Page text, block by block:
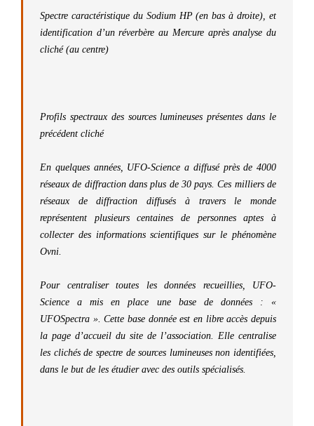
Spectre caractéristique du Sodium HP (en bas à droite), et
identification d’un réverbère au Mercure après analyse du
cliché (au centre)
Profils spectraux des sources lumineuses présentes dans le
précédent cliché
En quelques années, UFO-Science a diffusé près de 4000
réseaux de diffraction dans plus de 30 pays. Ces milliers de
réseaux de diffraction diffusés à travers le monde
représentent plusieurs centaines de personnes aptes à
collecter des informations scientifiques sur le phénomène
Ovni.
Pour centraliser toutes les données recueillies, UFO-
Science a mis en place une base de données : «
UFOSpectra ». Cette base donnée est en libre accès depuis
la page d’accueil du site de l’association. Elle centralise
les clichés de spectre de sources lumineuses non identifiées,
dans le but de les étudier avec des outils spécialisés.